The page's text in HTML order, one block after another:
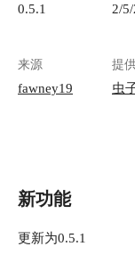
0.5.1 2/
来源
fawney19
提
虫
新功能
更新为0.5.1